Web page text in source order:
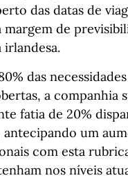
das datas de
de
das
a companhia
fatia de 20%
um
com esta
nos níveis